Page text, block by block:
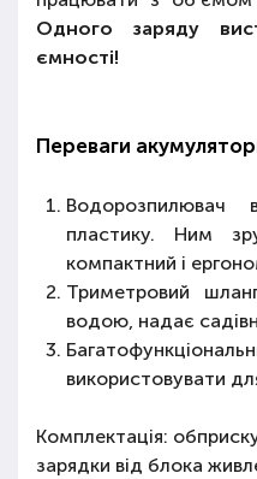
Одного заряду
ємності!
Переваги
Водорозпилювач
пластику. Ним
компактний і
Триметровий
водою, надає
використовувати
Комплектація:
зарядки від блока